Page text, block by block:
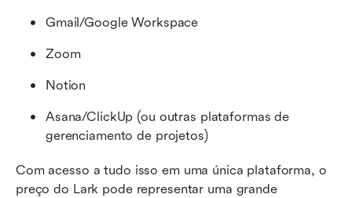
Gmail/Google Workspace
Zoom
Notion
Asana/ClickUp (ou outras plataformas de
gerenciamento de projetos)
Com acesso a tudo isso em uma única plataforma, o
preço do Lark pode representar uma grande